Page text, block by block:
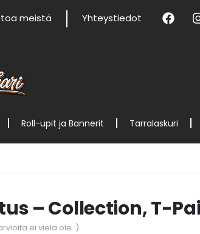
meistä Yhteystiedot
Roll-upit ja Bannerit Tarralaskuri
– Collection, T-
ei vielä ole. )